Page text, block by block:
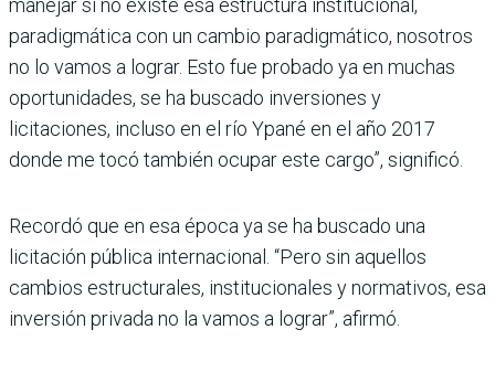
manejar si no existe esa estructura institucional,
paradigmática con un cambio paradigmático, nosotros
no lo vamos a lograr. Esto fue pro­bado ya en muchas
oportuni­dades, se ha buscado inver­siones y
licitaciones, incluso en el río Ypané en el año 2017
donde me tocó también ocu­par este cargo”, significó.
Recordó que en esa época ya se ha buscado una
licitación pública internacional. “Pero sin aquellos
cambios estruc­turales, institucionales y nor­mativos, esa
inversión pri­vada no la vamos a lograr”, afirmó.